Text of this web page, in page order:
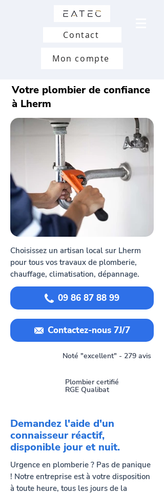
Contact
Mon compte
Votre plombier de confiance
à Lherm
Choisissez un artisan local sur Lherm
pour tous vos travaux de plomberie,
chauffage, climatisation, dépannage.
09 86 87 88 99
Contactez-nous 7J/7
Noté "excellent" - 279 avis
Plombier certifié
RGE Qualibat
Demandez l'aide d'un
connaisseur réactif,
disponible jour et nuit.
Urgence en plomberie ? Pas de panique
! Notre entreprise est à votre disposition
à toute heure, tous les jours de la